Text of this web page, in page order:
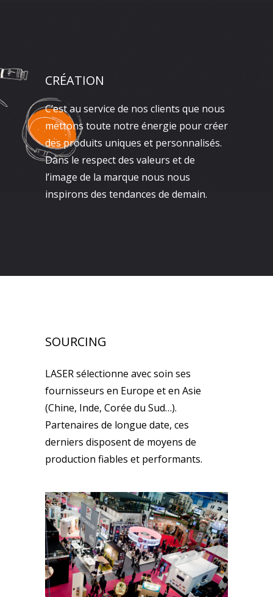
CRÉATION
C’est au service de nos clients que nous
mettons toute notre énergie pour créer
des produits uniques et personnalisés.
Dans le respect des valeurs et de
l’image de la marque nous nous
inspirons des tendances de demain.
SOURCING
LASER sélectionne avec soin ses
fournisseurs en Europe et en Asie
(Chine, Inde, Corée du Sud…).
Partenaires de longue date, ces
derniers disposent de moyens de
production fiables et performants.